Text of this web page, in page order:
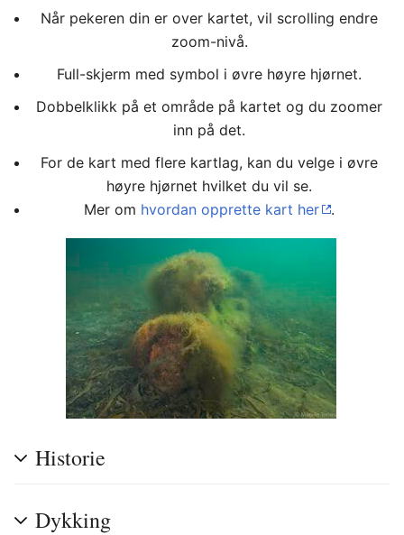
Når pekeren din er over kartet, vil scrolling endre
zoom-nivå.
Full-skjerm med symbol i øvre høyre hjørnet.
Dobbelklikk på et område på kartet og du zoomer
inn på det.
For de kart med flere kartlag, kan du velge i øvre
høyre hjørnet hvilket du vil se.
Mer om hvordan opprette kart her .
Historie
Dykking